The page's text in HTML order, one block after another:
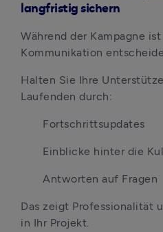
langfristig sichern
Während der Kampagne
Kommunikation
Halten Sie Ihre
Laufenden durch:
Fortschrittsupdates
Einblicke hinter die
Antworten auf Fragen
Das zeigt Professionalität
in Ihr Projekt.